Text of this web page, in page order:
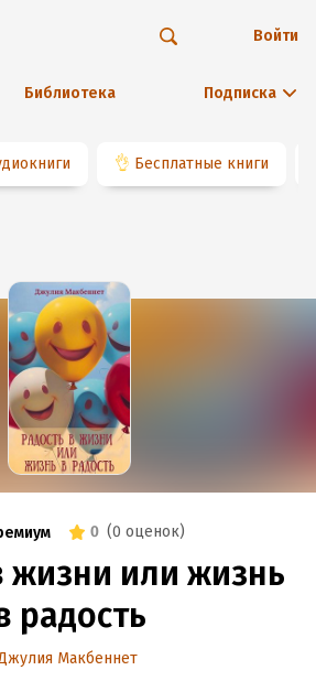
Библиотека Подписка
Войти
👌 Бесплатные книги
0 (0 оценок)
жизни или жизнь
радость
Макбеннет